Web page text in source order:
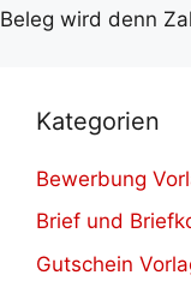
Beleg wird denn
Kategorien
Bewerbung
Brief und
Gutschein